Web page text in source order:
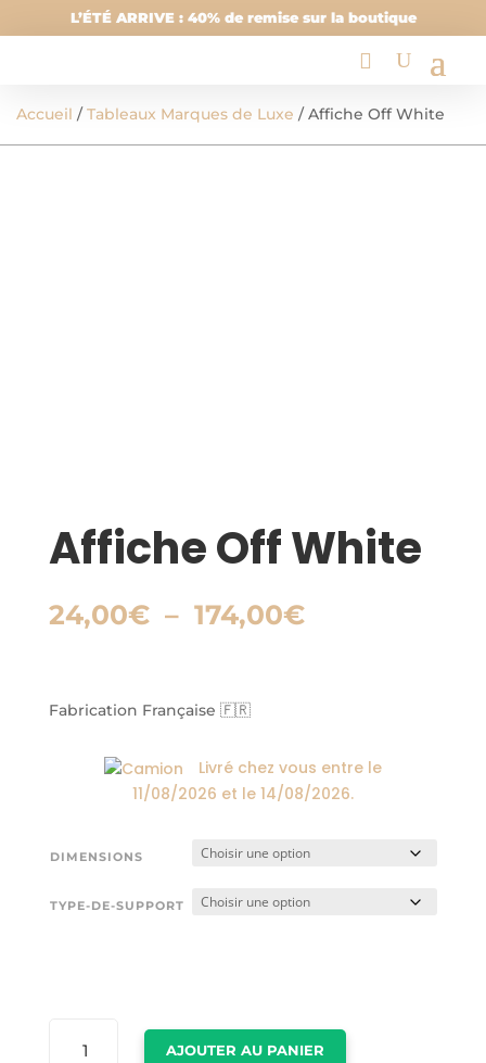
L’ÉTÉ ARRIVE : 40% de remise sur la boutique
Accueil /Tableaux Marques de Luxe / Affiche Off White
Affiche Off White
24,00€ – 174,00€Plage
Fabrication Française 🇫🇷
Livré chez vous entre le
11/08/2026 et le 14/08/2026.
DIMENSIONS
TYPE-DE-SUPPORT
AJOUTER AU PANIER